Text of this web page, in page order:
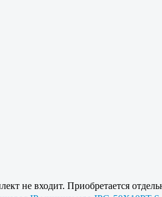
не входит. Приобретается